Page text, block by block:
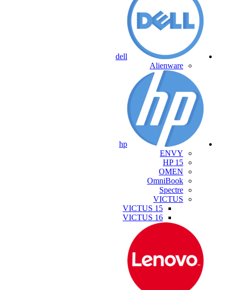
dell
Alienware
hp
ENVY
HP 15
OMEN
OmniBook
Spectre
VICTUS
VICTUS 15
VICTUS 16